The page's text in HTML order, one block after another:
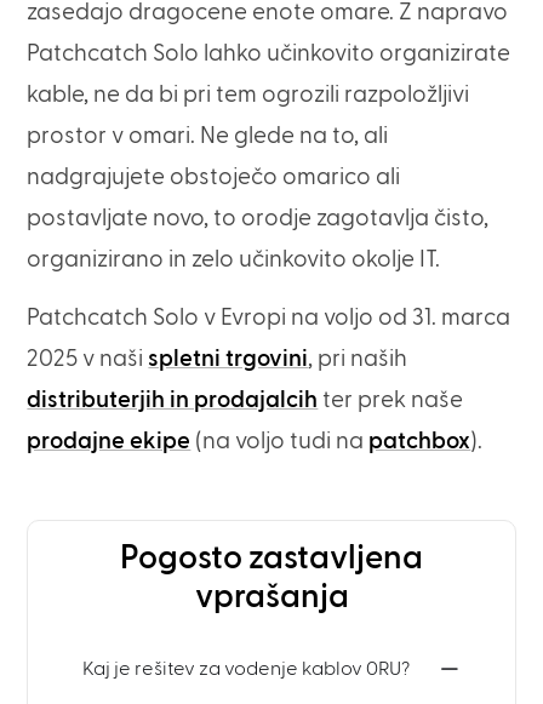
zasedajo dragocene enote omare. Z napravo
Patchcatch Solo lahko učinkovito organizirate
kable, ne da bi pri tem ogrozili razpoložljivi
prostor v omari. Ne glede na to, ali
nadgrajujete obstoječo omarico ali
postavljate novo, to orodje zagotavlja čisto,
organizirano in zelo učinkovito okolje IT.
Patchcatch Solo v Evropi na voljo od 31. marca
2025 v naši spletni trgovini, pri naših
distributerjih in prodajalcih ter prek naše
prodajne ekipe (na voljo tudi na patchbox).
Pogosto zastavljena
vprašanja
Kaj je rešitev za vodenje kablov 0RU?